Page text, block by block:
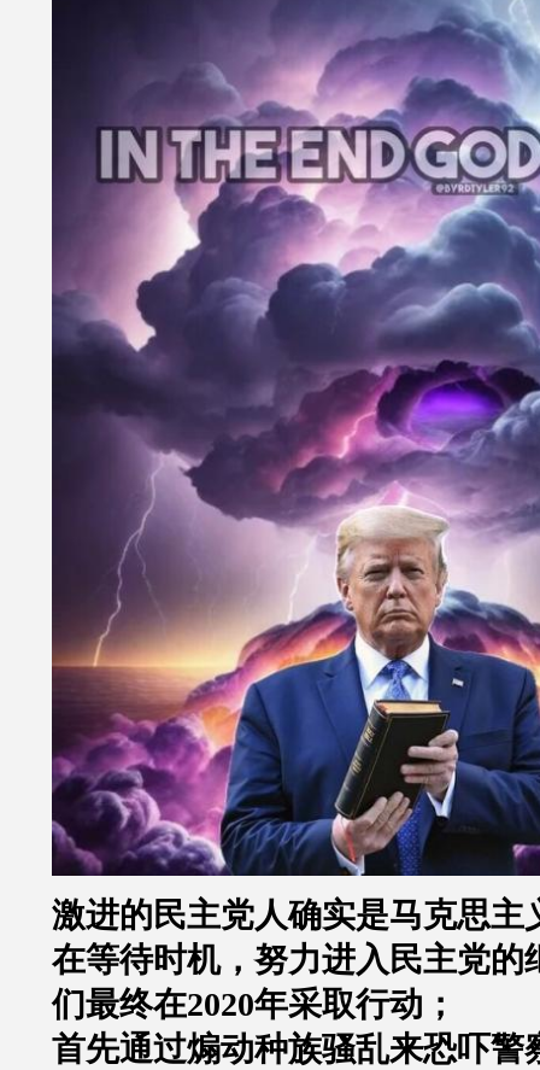
激进的民主党人确实是马克思主
在等待时机，努力进入民主党的
们最终在2020年采取行动；
首先通过煽动种族骚乱来恐吓警